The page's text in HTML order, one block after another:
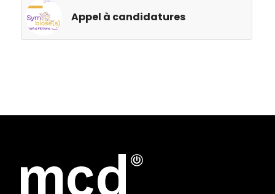
Appel à candidatures